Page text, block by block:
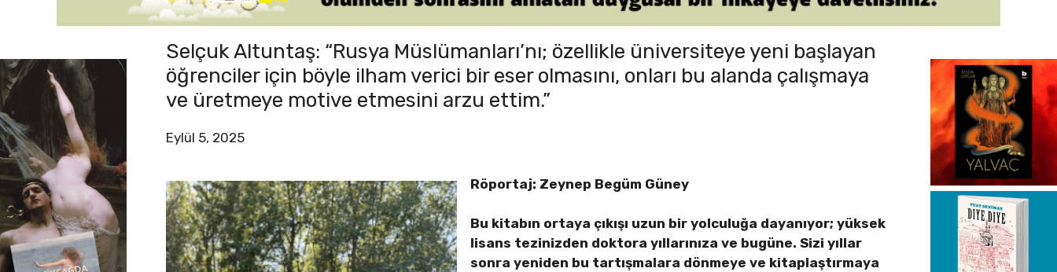
Selçuk Altuntaş: “Rusya Müslümanları’nı; özellikle üniversiteye yeni başlayan
öğrenciler için böyle ilham verici bir eser olmasını, onları bu alanda çalışmaya
ve üretmeye motive etmesini arzu ettim.”
Eylül 5, 2025
Röportaj: Zeynep Begüm Güney
Bu kitabın ortaya çıkışı uzun bir yolculuğa dayanıyor; yüksek
lisans tezinizden doktora yıllarınıza ve bugüne. Sizi yıllar
sonra yeniden bu tartışmalara dönmeye ve kitaplaştırmaya